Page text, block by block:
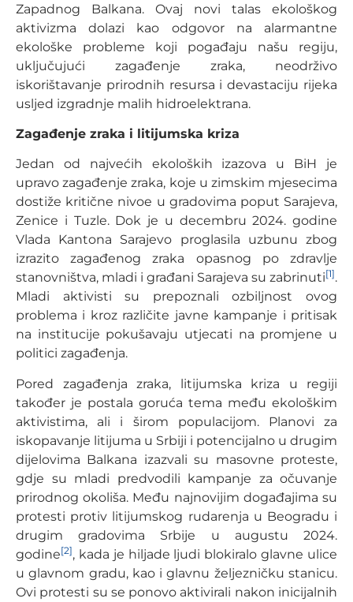
Zapadnog Balkana. Ovaj novi talas ekološkog
aktivizma dolazi kao odgovor na alarmantne
ekološke probleme koji pogađaju našu regiju,
uključujući zagađenje zraka, neodrživo
iskorištavanje prirodnih resursa i devastaciju rijeka
usljed izgradnje malih hidroelektrana.
Zagađenje zraka i litijumska kriza
Jedan od najvećih ekoloških izazova u BiH je
upravo zagađenje zraka, koje u zimskim mjesecima
dostiže kritične nivoe u gradovima poput Sarajeva,
Zenice i Tuzle. Dok je u decembru 2024. godine
Vlada Kantona Sarajevo proglasila uzbunu zbog
izrazito zagađenog zraka opasnog po zdravlje
stanovništva, mladi i građani Sarajeva su zabrinuti[1].
Mladi aktivisti su prepoznali ozbiljnost ovog
problema i kroz različite javne kampanje i pritisak
na institucije pokušavaju utjecati na promjene u
politici zagađenja.
Pored zagađenja zraka, litijumska kriza u regiji
također je postala goruća tema među ekološkim
aktivistima, ali i širom populacijom. Planovi za
iskopavanje litijuma u Srbiji i potencijalno u drugim
dijelovima Balkana izazvali su masovne proteste,
gdje su mladi predvodili kampanje za očuvanje
prirodnog okoliša. Među najnovijim događajima su
protesti protiv litijumskog rudarenja u Beogradu i
drugim gradovima Srbije u augustu 2024.
godine[2], kada je hiljade ljudi blokiralo glavne ulice
u glavnom gradu, kao i glavnu željezničku stanicu.
Ovi protesti su se ponovo aktivirali nakon inicijalnih